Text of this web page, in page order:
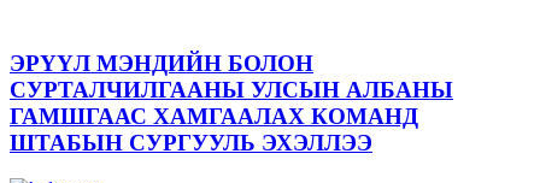
ЭРҮҮЛ МЭНДИЙН БОЛОН
СУРТАЛЧИЛГААНЫ УЛСЫН АЛБАНЫ
ГАМШГААС ХАМГААЛАХ КОМАНД
ШТАБЫН СУРГУУЛЬ ЭХЭЛЛЭЭ